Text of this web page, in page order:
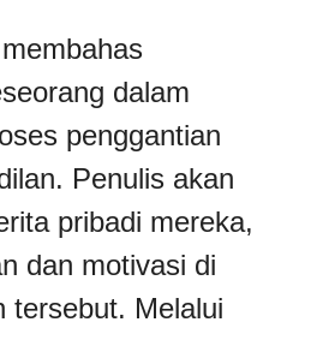
dalam
penggantian
Penulis akan
pribadi mereka,
dan motivasi di
tersebut. Melalui